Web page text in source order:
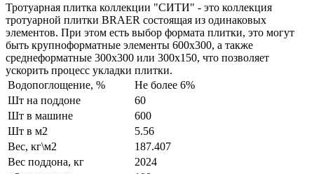
Тротуарная плитка коллекции "СИТИ" - это коллекция
тротуарной плитки BRAER состоящая из одинаковых
элементов. При этом есть выбор формата плитки, это могут
быть крупноформатные элементы 600х300, а также
среднеформатные 300х300 или 300х150, что позволяет
ускорить процесс укладки плитки.
Водопоглощение, %
Не более 6%
Шт на поддоне
60
Шт в машине
600
Шт в м2
5.56
Вес, кг\м2
187.407
Вес поддона, кг
2024